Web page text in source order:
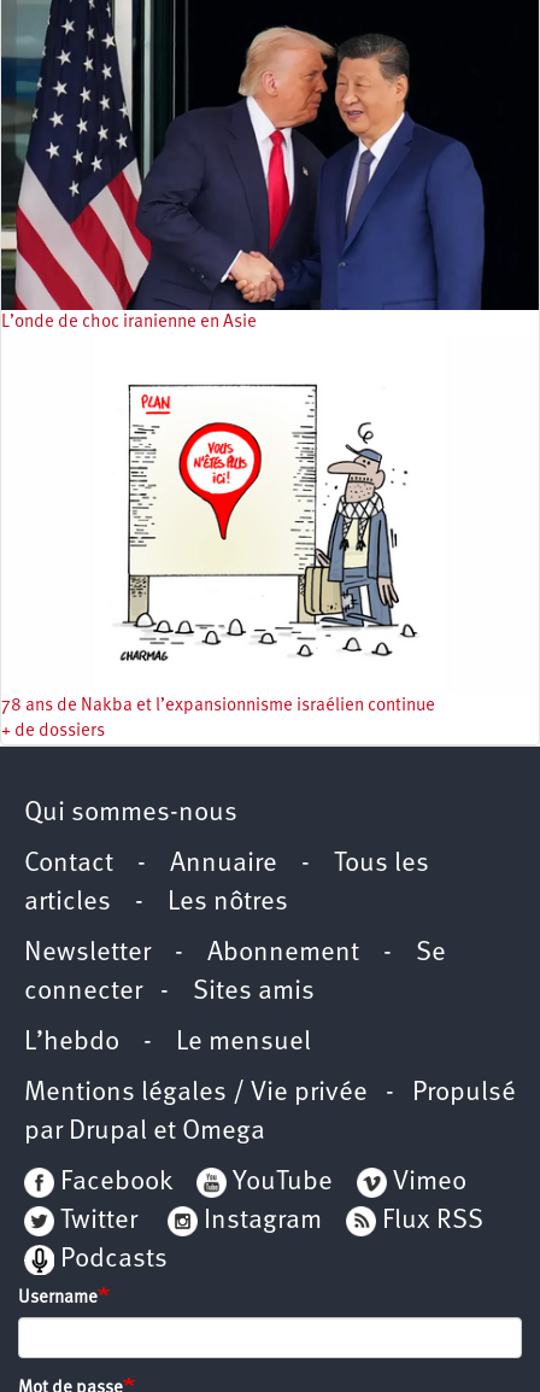
L’onde de choc iranienne en Asie
78 ans de Nakba et l’expansionnisme israélien continue
+ de dossiers
Qui sommes-nous
Contact - Annuaire -
Tous les
articles - Les nôtres
Newsletter- Abonnement - Se
connecter- Sites amis
L’hebdo - Le mensuel
Mentions légales / Vie privée - Propulsé
par Drupal et Omega
Facebook
YouTube
Vimeo
Twitter
Instagram
Flux RSS
Podcasts
Username